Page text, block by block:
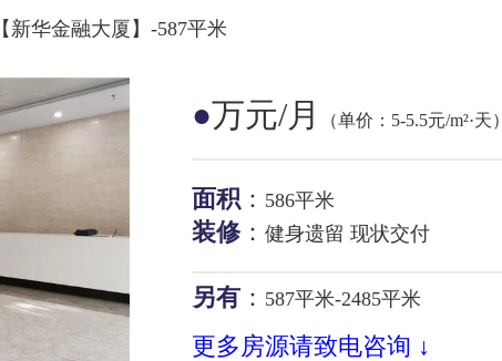
【新华金融大厦】-587平米
●万元/月 （单价：5-5.5元/m²·天）
面积 ： 586平米
装修：健身遗留 现状交付
另有 ： 587平米-2485平米
更多房源请致电咨询 ↓